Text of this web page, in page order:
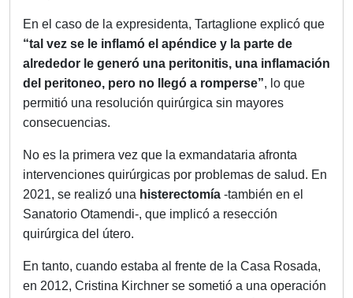
En el caso de la expresidenta, Tartaglione explicó que
“tal vez se le inflamó el apéndice y la parte de
alrededor le generó una peritonitis, una inflamación
del peritoneo, pero no llegó a romperse”, lo que
permitió una resolución quirúrgica sin mayores
consecuencias.
No es la primera vez que la exmandataria afronta
intervenciones quirúrgicas por problemas de salud. En
2021, se realizó una histerectomía -también en el
Sanatorio Otamendi-, que implicó a resección
quirúrgica del útero.
En tanto, cuando estaba al frente de la Casa Rosada,
en 2012, Cristina Kirchner se sometió a una operación